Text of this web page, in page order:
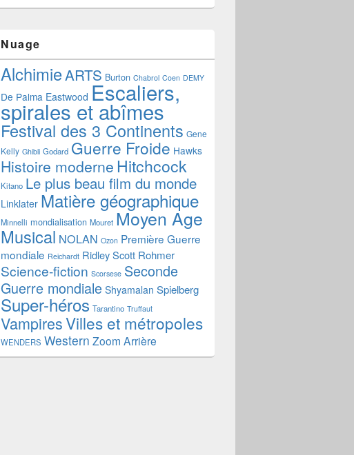
Nuage
AlchimieARTS Burton Chabrol Coen DEMY
De Palma Eastwood Escaliers,
spirales et abîmes
Festival des 3 Continents Gene
Kelly Ghibli Godard Guerre Froide Hawks
Histoire moderne Hitchcock
Kitano Le plus beau film du monde
Linklater Matière géographique
Minnelli mondialisation Mouret Moyen Age
Musical NOLAN Ozon Première Guerre
mondiale Reichardt Ridley Scott Rohmer
Science-fiction Scorsese Seconde
Guerre mondiale Shyamalan Spielberg
Super-héros Tarantino Truffaut
VampiresVilles et métropoles
WENDERS Western Zoom Arrière